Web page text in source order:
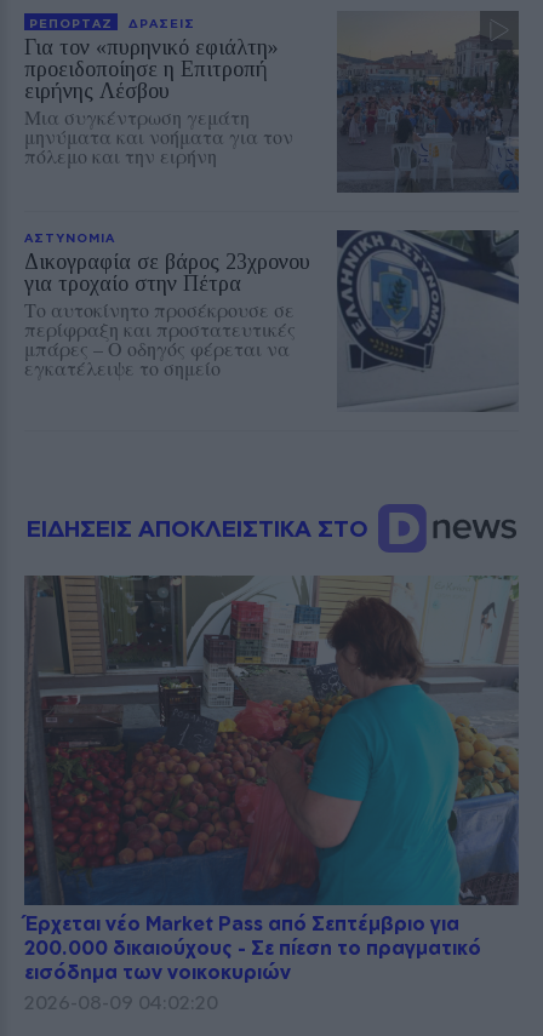
ΡΕΠΟΡΤΑΖ ΔΡΑΣΕΙΣ
Για τον «πυρηνικό εφιάλτη»
προειδοποίησε η Επιτροπή
ειρήνης Λέσβου
Μια συγκέντρωση γεμάτη
μηνύματα και νοήματα για τον
πόλεμο και την ειρήνη
ΑΣΤΥΝΟΜΙΑ
Δικογραφία σε βάρος 23χρονου
για τροχαίο στην Πέτρα
Το αυτοκίνητο προσέκρουσε σε
περίφραξη και προστατευτικές
μπάρες – Ο οδηγός φέρεται να
εγκατέλειψε το σημείο
ΕΙΔΗΣΕΙΣ ΑΠΟΚΛΕΙΣΤΙΚΑ ΣΤΟ
Έρχεται νέο Market Pass από Σεπτέμβριο για
200.000 δικαιούχους - Σε πίεση το πραγματικό
εισόδημα των νοικοκυριών
2026-08-09 04:02:20